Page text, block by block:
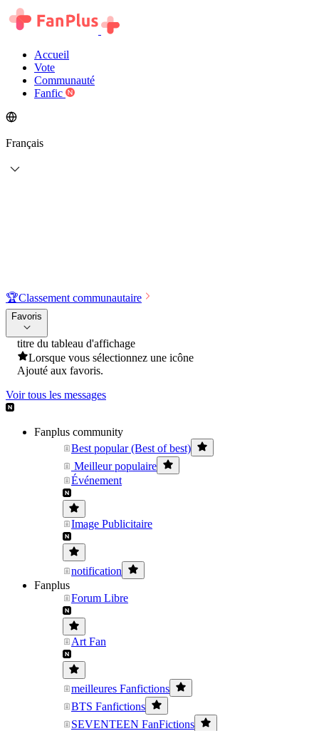
Accueil
Vote
Communauté
Fanfic
Français
🏆Classement communautaire
Favoris
titre du tableau d'affichage
Lorsque vous sélectionnez une icône
Ajouté aux favoris.
Voir tous les messages
Fanplus community
Best popular (Best of best)
Meilleur populaire
Événement
Image Publicitaire
notification
Fanplus
Forum Libre
Art Fan
meilleures Fanfictions
BTS Fanfictions
SEVENTEEN FanFictions